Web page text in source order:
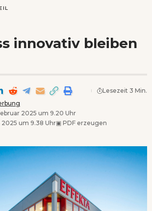
innovativ bleiben
2025 um 9.20 Uhr
2025 um 9.38 Uhr▣ PDF erzeugen
Lesezeit 3 Min.